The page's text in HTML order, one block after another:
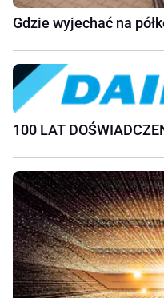
Gdzie wyjechać na
100 LAT